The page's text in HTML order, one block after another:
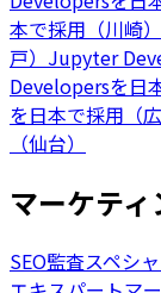
本で採用（川崎）
戸） Jupyter
Developersを日
を日本で採用（広
（仙台）
マーケテ
SEO監査スペシ